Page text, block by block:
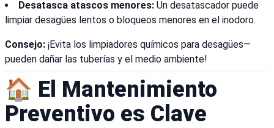
Desatasca atascos menores: Un desatascador puede
limpiar desagües lentos o bloqueos menores en el inodoro.
Consejo: ¡Evita los limpiadores químicos para desagües—
pueden dañar las tuberías y el medio ambiente!
🏠 El Mantenimiento
Preventivo es Clave